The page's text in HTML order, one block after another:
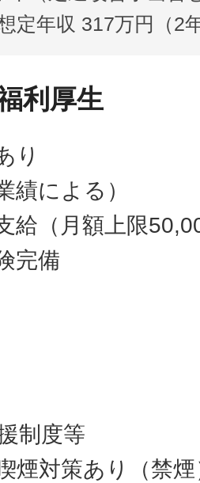
定年収 317万円（2
利厚生
り
績による）
給（月額上限
完備
制度等
煙対策あり（禁